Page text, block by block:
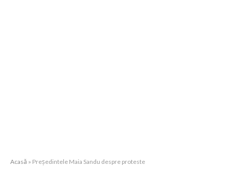
Acasă » Președintele Maia Sandu despre proteste